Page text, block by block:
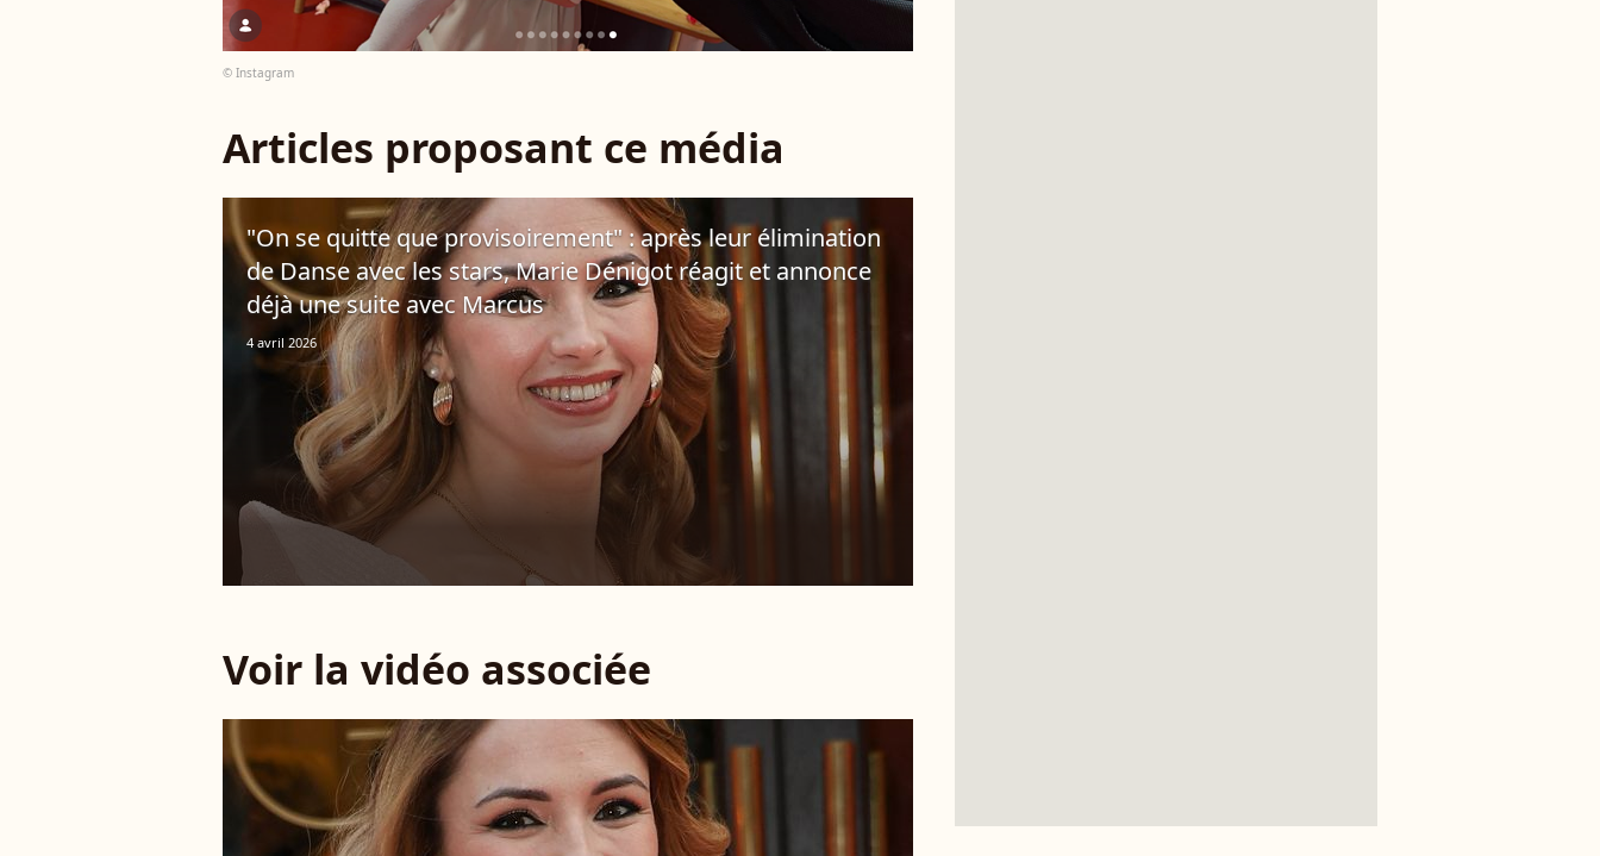
© Instagram
Articles proposant ce média
"On se quitte que provisoirement" : après leur élimination
de Danse avec les stars, Marie Dénigot réagit et annonce
déjà une suite avec Marcus
4 avril 2026
Voir la vidéo associée